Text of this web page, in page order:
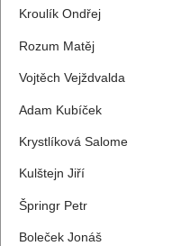
Kroulík Ondřej
Rozum Matěj
Vojtěch Vejždvalda
Adam Kubíček
Krystlíková Salome
Kulštejn Jiří
Špringr Petr
Boleček Jonáš